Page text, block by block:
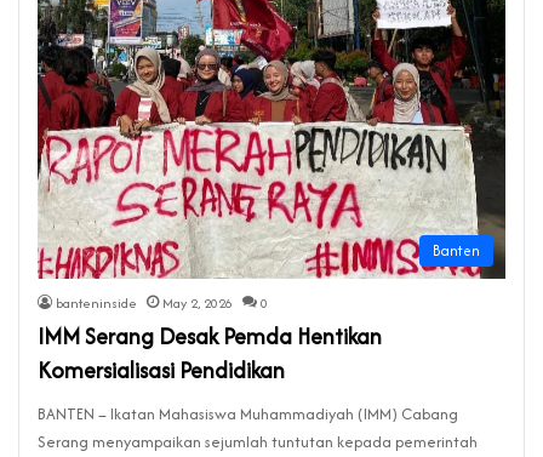
Banten
banteninside May 2, 2026 0
IMM Serang Desak Pemda Hentikan
Komersialisasi Pendidikan
BANTEN – Ikatan Mahasiswa Muhammadiyah (IMM) Cabang
Serang menyampaikan sejumlah tuntutan kepada pemerintah